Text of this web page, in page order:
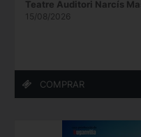
Teatre Auditori Narcís
15/08/2026